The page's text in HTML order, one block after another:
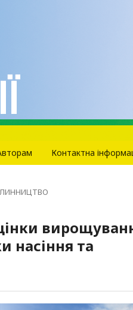
Контактна
насіння та